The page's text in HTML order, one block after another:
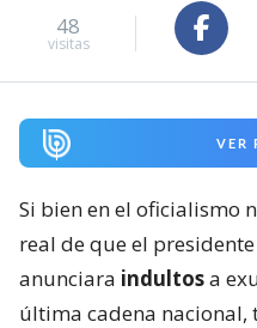
48
visitas
VER
Si bien en el oficialismo
real de que el
anunciara indultosa
última cadena nacional,